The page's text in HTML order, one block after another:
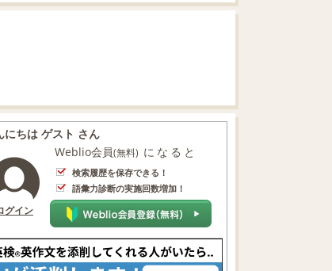
にちは ゲスト さん
グイン
Weblio会員(無料) になると
検索履歴を保存できる！
語彙力診断の実施回数増加！